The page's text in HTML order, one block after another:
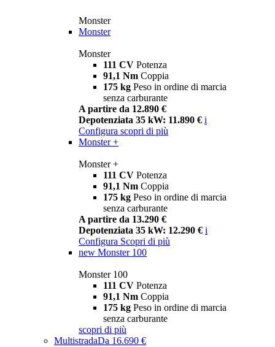
Monster
Monster
Monster
111 CV Potenza
91,1 Nm Coppia
175 kg Peso in ordine di marcia
senza carburante
A partire da 12.890 €
Depotenziata 35 kW: 11.890 € i
Configura scopri di più
Monster +
Monster +
111 CV Potenza
91,1 Nm Coppia
175 kg Peso in ordine di marcia
senza carburante
A partire da 13.290 €
Depotenziata 35 kW: 12.290 € i
Configura Scopri di più
new Monster 100
Monster 100
111 CV Potenza
91,1 Nm Coppia
175 kg Peso in ordine di marcia
senza carburante
scopri di più
MultistradaDa 16.690 €